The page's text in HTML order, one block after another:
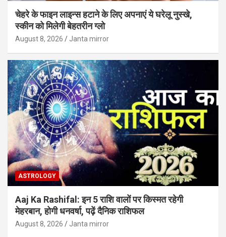
चेहरे के फाइन लाइन्स हटाने के लिए अपनाएं ये घरेलू नुस्खे,
स्कीन को मिलेगी बेहतरीन ग्लो
August 8, 2026 Janta mirror
ASTROLOGY
Aaj Ka Rashifal: इन 5 राशि वालों पर किस्मत रहेगी
मेहरबान, होगी धनवर्षा, पढ़ें दैनिक राशिफल
August 8, 2026 Janta mirror